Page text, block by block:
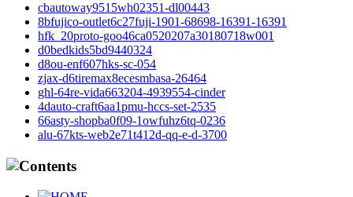
cbautoway9515wh02351-dl00443
8bfujico-outlet6c27fuji-1901-68698-16391-16391
hfk_20proto-goo46ca0520207a30180718w001
d0bedkids5bd9440324
d8ou-enf607hks-sc-054
zjax-d6tiremax8ecesmbasa-26464
ghl-64re-vida663204-4939554-cinder
4dauto-craft6aa1pmu-hccs-set-2535
66asty-shopba0f09-1owfuhz6tq-0236
alu-67kts-web2e71t412d-qq-e-d-3700